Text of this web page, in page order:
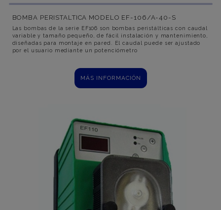
BOMBA PERISTALTICA MODELO EF-106/A-40-S
Las bombas de la serie EF106 son bombas peristálticas con caudal
variable y tamaño pequeño, de fácil instalación y mantenimiento,
diseñadas para montaje en pared. El caudal puede ser ajustado
por el usuario mediante un potenciómetro
MÁS INFORMACIÓN